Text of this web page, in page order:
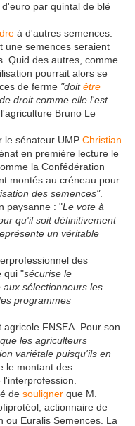
par quintal de blé
à d'autres semences.
une semences seraient
Quid des autres, comme
pourrait alors se
de ferme "doitêtre
droit comme elle l'est
Bruno Le
le sénateur UMP Christian
en première lecture le
la Confédération
montés au créneau pour
des semences".
paysanne : "Le vote à
qu'il soit définitivement
un véritable
des
qui "sécurise le
sélectionneurs les
programmes
FNSEA. Pour son
les agriculteurs
variétale puisqu'ils en
le montant des
de souligner que M.
actionnaire de
ou Euralis Semences. La